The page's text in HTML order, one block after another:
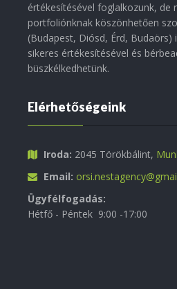
értékesítésével foglalkozunk, de
portfoliónknak köszönhetően
(Budapest, Diósd, Érd, Budaörs)
sikeres értékesítésével és
büszkélkedhetünk.
Elérhetőségeink
Iroda: 2045 Törökbálint,
Email:
Ügyfélfogadás:
Hétfő - Péntek 9:00 -17:00